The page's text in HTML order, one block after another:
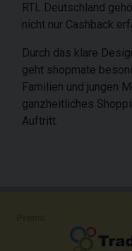
RTL Deutschland
nicht nur Cashback
Durch das klare
geht shopmate
Familien und jungen
ganzheitliches
Auftritt.